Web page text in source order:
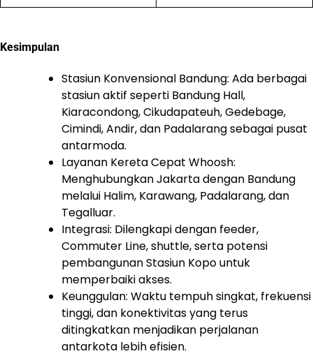
Kesimpulan
Stasiun Konvensional Bandung: Ada berbagai
stasiun aktif seperti Bandung Hall,
Kiaracondong, Cikudapateuh, Gedebage,
Cimindi, Andir, dan Padalarang sebagai pusat
antarmoda.
Layanan Kereta Cepat Whoosh:
Menghubungkan Jakarta dengan Bandung
melalui Halim, Karawang, Padalarang, dan
Tegalluar.
Integrasi: Dilengkapi dengan feeder,
Commuter Line, shuttle, serta potensi
pembangunan Stasiun Kopo untuk
memperbaiki akses.
Keunggulan: Waktu tempuh singkat, frekuensi
tinggi, dan konektivitas yang terus
ditingkatkan menjadikan perjalanan
antarkota lebih efisien.